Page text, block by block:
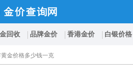
回收 品牌金价 香港金价 白银价格
金价格多少钱一克